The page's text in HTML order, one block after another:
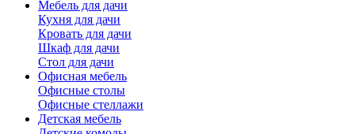
Мебель для дачи
Кухня для дачи
Кровать для дачи
Шкаф для дачи
Стол для дачи
Офисная мебель
Офисные столы
Офисные стеллажи
Детская мебель